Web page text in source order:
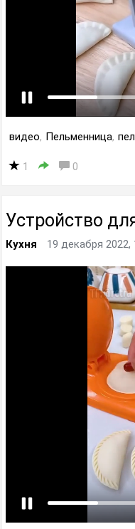
видео, Пельменница,
1 0
Устройство
Кухня 19 декабря 2022,